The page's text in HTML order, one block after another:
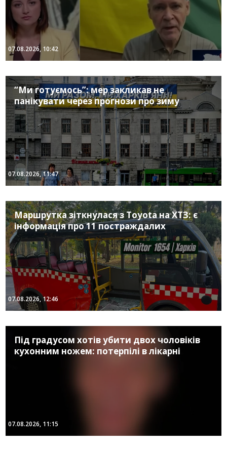
07.08.2026, 10:42
“Ми готуємось”: мер закликав не
панікувати через прогнози про зиму
07.08.2026, 11:47
Маршрутка зіткнулася з Toyota на ХТЗ: є
інформація про 11 постраждалих
07.08.2026, 12:46
Під градусом хотів убити двох чоловіків
кухонним ножем: потерпілі в лікарні
07.08.2026, 11:15